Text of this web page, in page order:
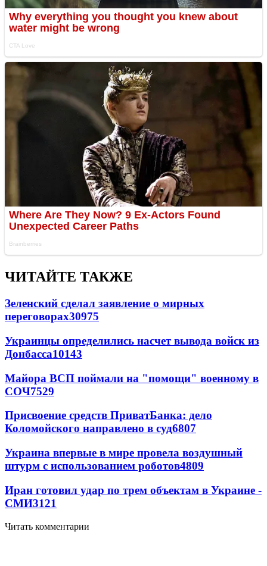
ЧИТАЙТЕ ТАКЖЕ
Зеленский сделал заявление о мирных
переговорах30975
Украинцы определились насчет вывода войск из
Донбасса10143
Майора ВСП поймали на "помощи" военному в
СОЧ7529
Присвоение средств ПриватБанка: дело
Коломойского направлено в суд6807
Украина впервые в мире провела воздушный
штурм с использованием роботов4809
Иран готовил удар по трем объектам в Украине -
СМИ3121
Читать комментарии